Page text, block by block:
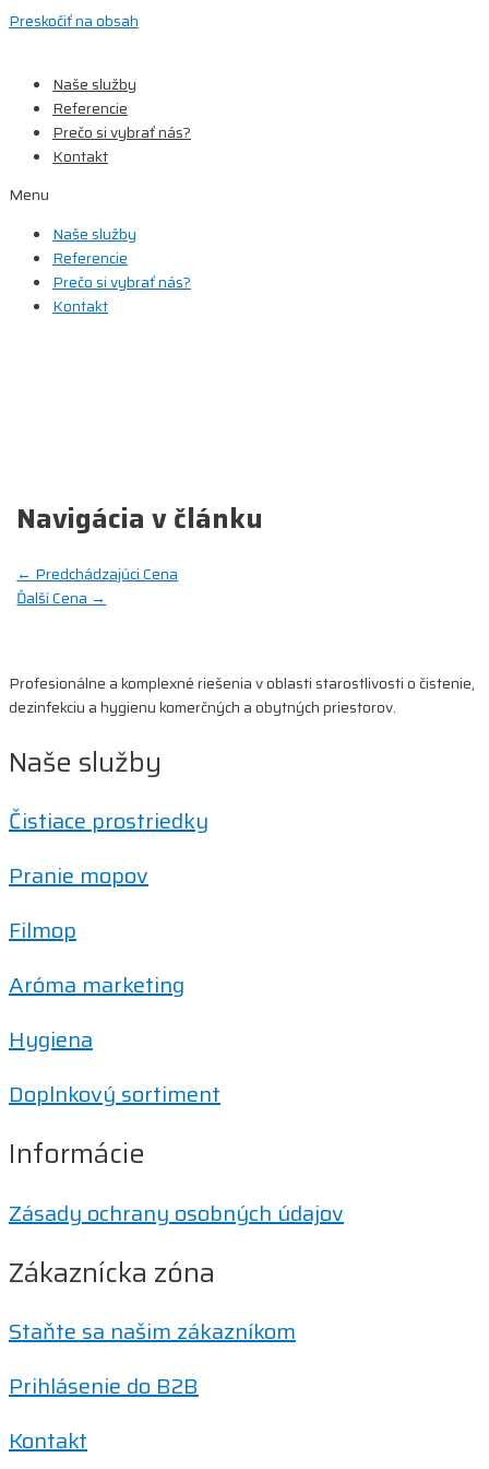
Preskočiť na obsah
Naše služby
Referencie
Prečo si vybrať nás?
Kontakt
Menu
Naše služby
Referencie
Prečo si vybrať nás?
Kontakt
Navigácia v článku
← Predchádzajúci Cena
Ďalší Cena →
Profesionálne a komplexné riešenia v oblasti starostlivosti o čistenie,
dezinfekciu a hygienu komerčných a obytných priestorov.
Naše služby
Čistiace prostriedky
Pranie mopov
Filmop
Aróma marketing
Hygiena
Doplnkový sortiment
Informácie
Zásady ochrany osobných údajov
Zákaznícka zóna
Staňte sa našim zákazníkom
Prihlásenie do B2B
Kontakt